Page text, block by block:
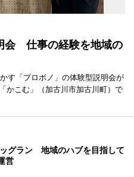
会 仕事の経験を地域の
す「プロボノ」の体験型説明会が
かこむ」（加古川市加古川町）で
グラン 地域のハブを目指して
営